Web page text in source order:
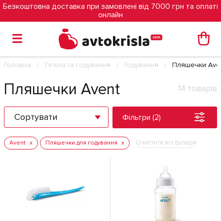
Безкоштовна доставка при замовлені від 7000 грн та оплаті
онлайн
Головна Гігієна та годування Годування Пляшечки
Пляшечки Avent 14 товарів
Сортувати Фільтри (2)
Avent Пляшечки для годування Очистити всі фільтри